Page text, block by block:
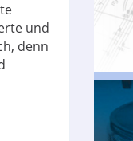
und
denn